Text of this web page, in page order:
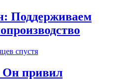
Поддерживаем
спустя
Он привил